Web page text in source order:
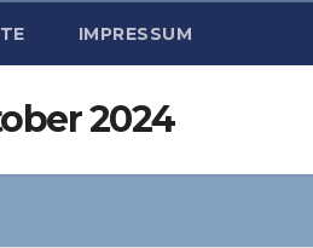
IMPRESSUM
2024